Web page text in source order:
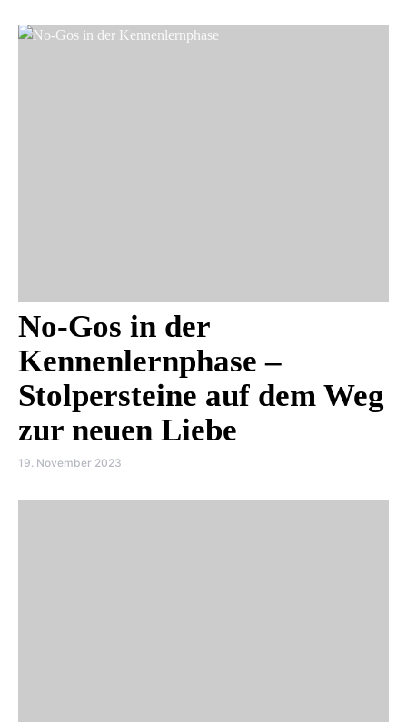
No-Gos in der
Kennenlernphase –
Stolpersteine auf dem Weg
zur neuen Liebe
19. November 2023